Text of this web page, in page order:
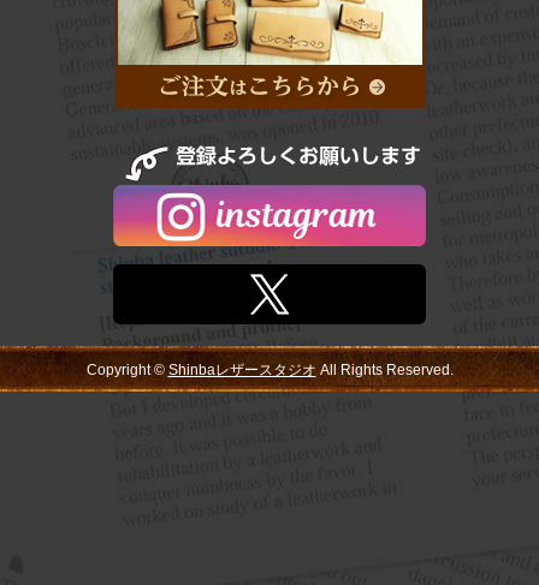
Copyright © Shinbaレザースタジオ All Rights Reserved.